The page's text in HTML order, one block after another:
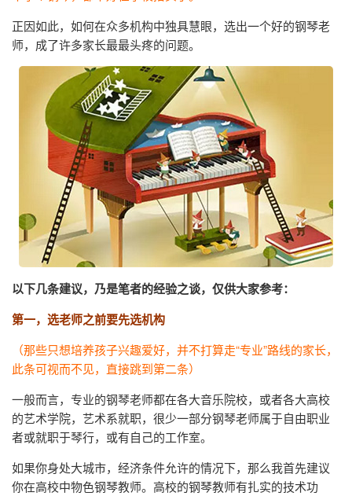
正因如此，如何在众多机构中独具慧眼，选出一个好的钢琴老
师，成了许多家长最最头疼的问题。
以下几条建议，乃是笔者的经验之谈，仅供大家参考：
第一，选老师之前要先选机构
（那些只想培养孩子兴趣爱好，并不打算走“专业”路线的家长，
此条可视而不见，直接跳到第二条）
一般而言，专业的钢琴老师都在各大音乐院校，或者各大高校
的艺术学院，艺术系就职，很少一部分钢琴老师属于自由职业
者或就职于琴行，或有自己的工作室。
如果你身处大城市，经济条件允许的情况下，那么我首先建议
你在高校中物色钢琴教师。高校的钢琴教师有扎实的技术功